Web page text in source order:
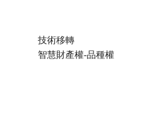
技術移轉
智慧財產權-品種權